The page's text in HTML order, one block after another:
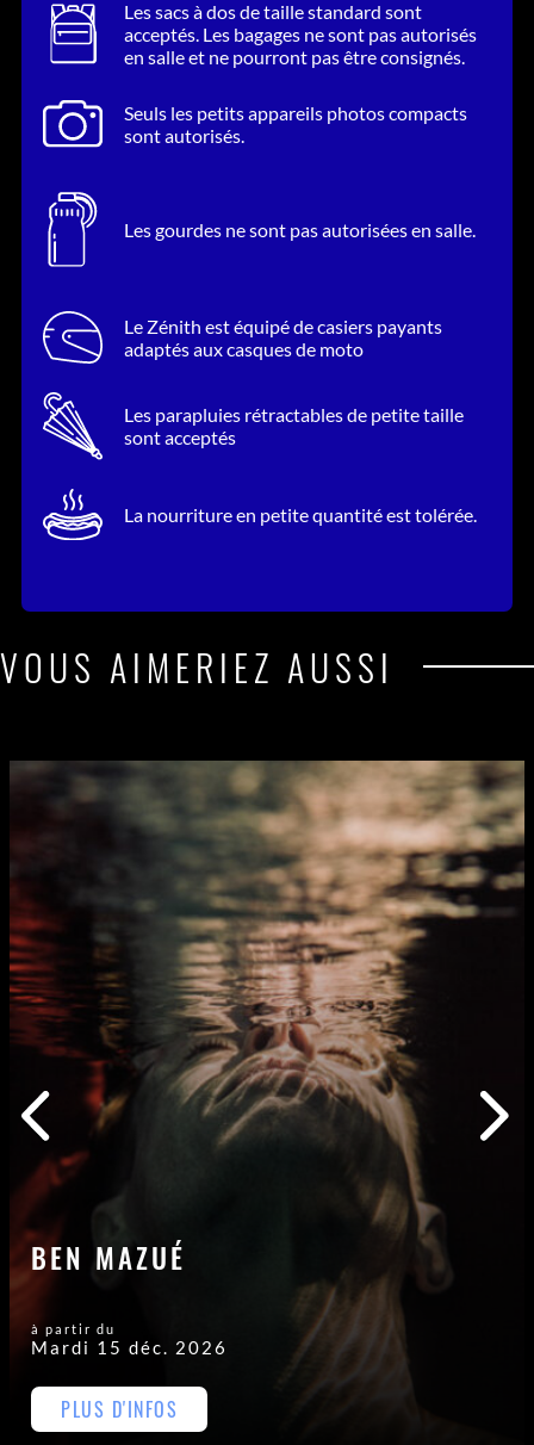
Les sacs à dos de taille standard sont
acceptés. Les bagages ne sont pas autorisés
en salle et ne pourront pas être consignés.
Seuls les petits appareils photos compacts
sont autorisés.
Les gourdes ne sont pas autorisées en salle.
Le Zénith est équipé de casiers payants
adaptés aux casques de moto
Les parapluies rétractables de petite taille
sont acceptés
La nourriture en petite quantité est tolérée.
VOUS AIMERIEZ AUSSI
BEN MAZUÉ
à partir du
Mardi 15 déc. 2026
PLUS D'INFOS